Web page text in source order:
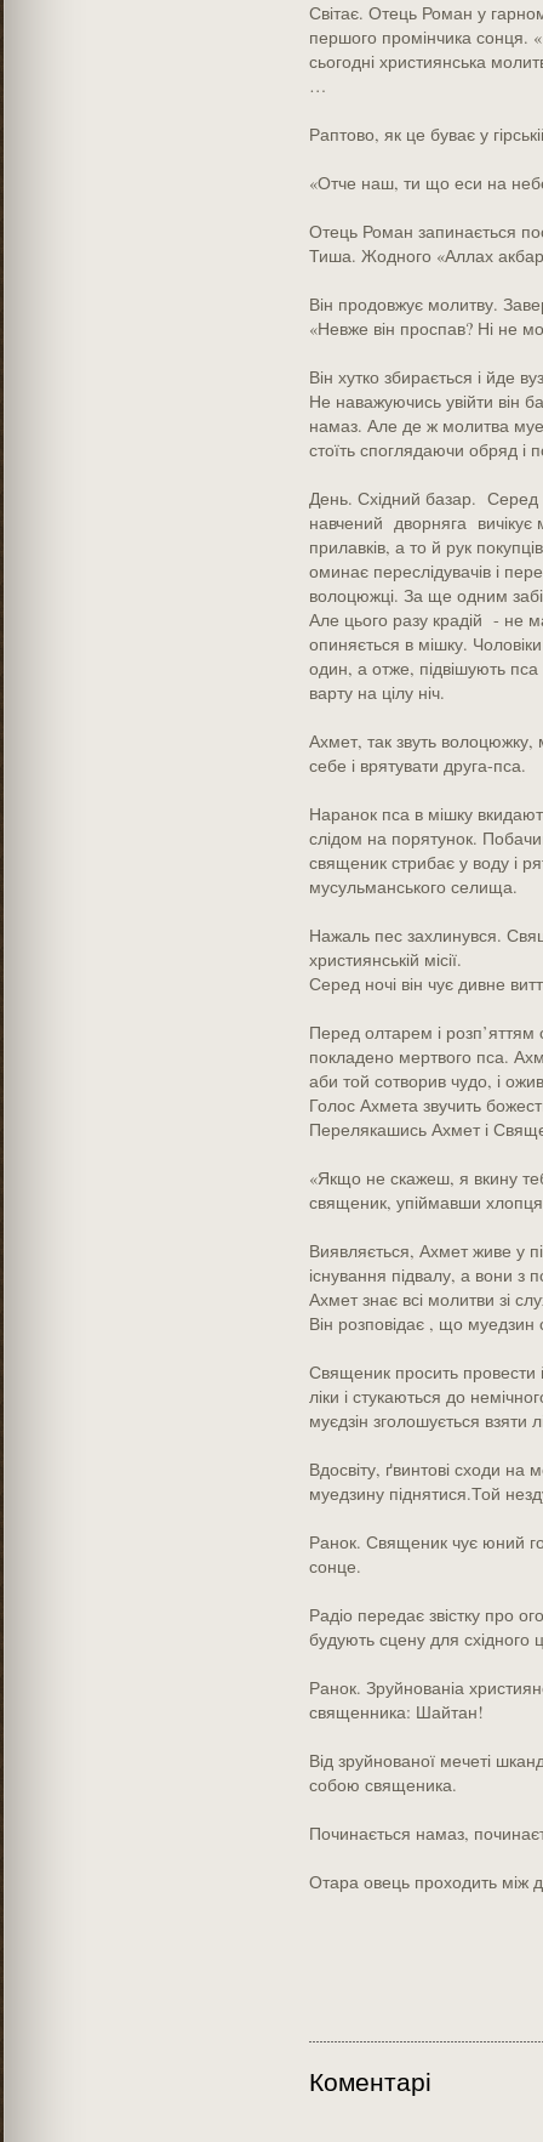
Світає. Отець Роман у
першого промінчика сонця.
сьогодні християнська
…
Раптово, як це буває у
«Отче наш, ти що еси на
Отець Роман запинається
Тиша. Жодного «Аллах
Він продовжує молитву.
«Невже він проспав? Ні не
Він хутко збирається і йде
Не наважуючись увійти він
намаз. Але де ж молитва
стоїть споглядаючи обряд і
День. Східний базар. Серед
навчений дворняга вичікує
прилавків, а то й рук
оминає переслідувачів і
волоцюжці. За ще одним
Але цього разу крадій - не
опиняється в мішку.
один, а отже, підвішують пса
варту на цілу ніч.
Ахмет, так звуть волоцюжку,
себе і врятувати друга-пса.
Наранок пса в мішку
слідом на порятунок.
священик стрибає у воду і
мусульманського селища.
Нажаль пес захлинувся.
християнській місії.
Серед ночі він чує дивне
Перед олтарем і
покладено мертвого пса.
аби той сотворив чудо, і
Голос Ахмета звучить
Перелякашись Ахмет і
«Якщо не скажеш, я вкину
священик, упіймавши
Виявляється, Ахмет живе у
існування підвалу, а вони з
Ахмет знає всі молитви зі
Він розповідає , що
Священик просить
ліки і стукаються до
муєдзін зголошується взяти
Вдосвіту, ґвинтові сходи на
муедзину піднятися.Той
Ранок. Священик чує юний
сонце.
Радіо передає звістку про
будують сцену для східного
Ранок. Зруйнованіа
священника: Шайтан!
Від зруйнованої мечеті
собою священика.
Починається намаз,
Отара овець проходить між
Коментарі